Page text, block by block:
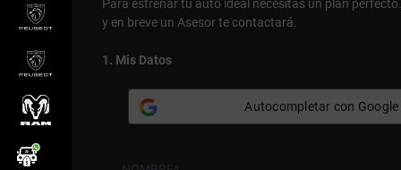
Para estrenar tu auto ideal necesitas un plan perfecto.
y en breve un Asesor te contactará.
1. Mis Datos
Autocompletar con Google